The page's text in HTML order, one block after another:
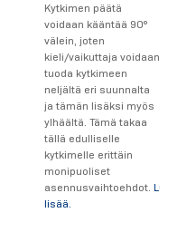
Kytkimen päätä
voidaan kääntää 90°
välein, joten
kieli/vaikuttaja voidaan
tuoda kytkimeen
neljältä eri suunnalta
ja tämän lisäksi myös
ylhäältä. Tämä takaa
tällä edulliselle
kytkimelle erittäin
monipuoliset
asennusvaihtoehdot. Lue
lisää.